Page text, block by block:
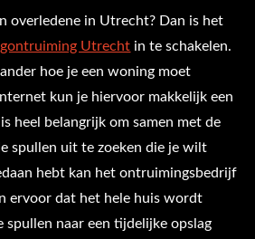
overledene in Utrecht? Dan is het
Utrecht in te schakelen.
hoe je een woning moet
kun je hiervoor makkelijk een
heel belangrijk om samen met de
spullen uit te zoeken die je wilt
hebt kan het ontruimingsbedrijf
ervoor dat het hele huis wordt
spullen naar een tijdelijke opslag